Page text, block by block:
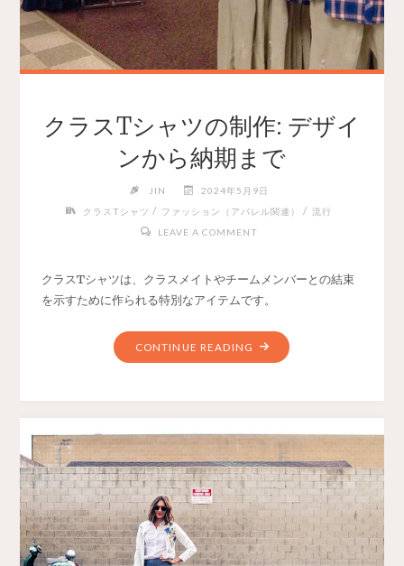
クラスTシャツの制作: デザイ
ンから納期まで
JIN
2024年5月9日
クラスTシャツ / ファッション（アパレル関連） / 流行
LEAVE A COMMENT
クラスTシャツは、クラスメイトやチームメンバーとの結束
を示すために作られる特別なアイテムです。
CONTINUE READING